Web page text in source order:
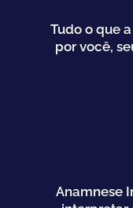
Tudo o que
por você,
Anamnese